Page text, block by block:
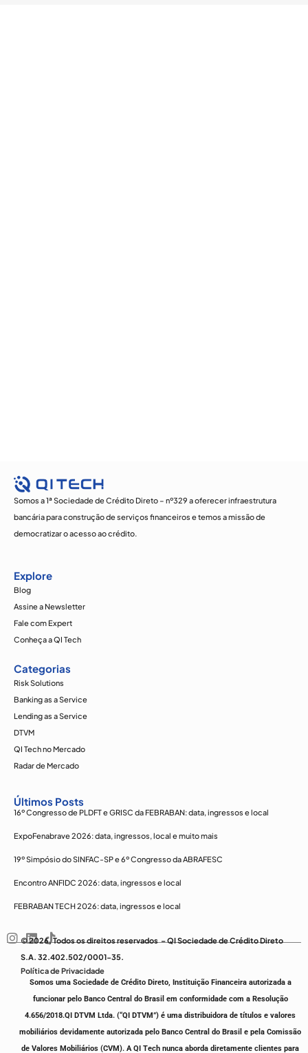
Somos a 1ª Sociedade de Crédito Direto – nº329 a oferecer infraestrutura
bancária para construção de serviços financeiros e temos a missão de
democratizar o acesso ao crédito.
Explore
Blog
Assine a Newsletter
Fale com Expert
Conheça a QI Tech
Categorias
Risk Solutions
Banking as a Service
Lending as a Service
DTVM
QI Tech no Mercado
Radar de Mercado
Últimos Posts
16º Congresso de PLDFT e GRISC da FEBRABAN: data, ingressos e local
ExpoFenabrave 2026: data, ingressos, local e muito mais
19º Simpósio do SINFAC-SP e 6º Congresso da ABRAFESC
Encontro ANFIDC 2026: data, ingressos e local
FEBRABAN TECH 2026: data, ingressos e local
© 2026, Todos os direitos reservados – QI Sociedade de Crédito Direto
S.A. 32.402.502/0001-35.
Política de Privacidade
Somos uma Sociedade de Crédito Direto, Instituição Financeira autorizada a
funcionar pelo Banco Central do Brasil em conformidade com a Resolução
4.656/2018.QI DTVM Ltda. (“QI DTVM”) é uma distribuidora de títulos e valores
mobiliários devidamente autorizada pelo Banco Central do Brasil e pela Comissão
de Valores Mobiliários (CVM). A QI Tech nunca aborda diretamente clientes para